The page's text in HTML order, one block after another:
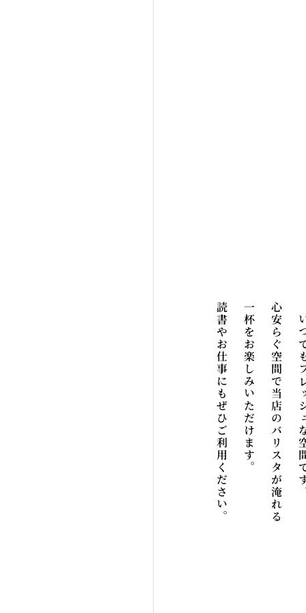
、いつで
心安らぐ空間で当店のバリスタが淹れる
一杯をお楽しみいただけます。
読書やお仕事にもぜひご利用ください。